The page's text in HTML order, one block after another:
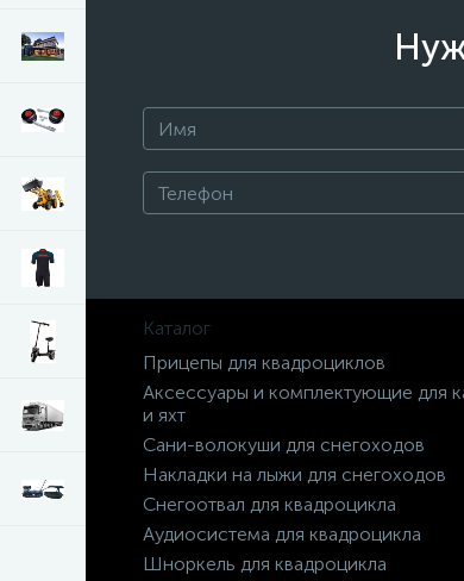
Каталог
Прицепы для квадроциклов
Аксессуары и комплектующие для
и яхт
Сани-волокуши для снегоходов
Накладки на лыжи для снегоходов
Снегоотвал для квадроцикла
Аудиосистема для квадроцикла
Шноркель для квадроцикла